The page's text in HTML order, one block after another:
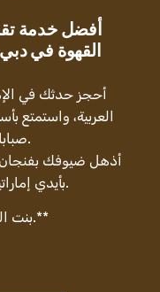
أفضل خدمة
القهوة في
العربية، واستمتع
صبابات القهوة المتميزة.
أذهل ضيوفك بفنجان
بأيدي إماراتية محترفة لضيافة لا تُنسى.
بنت البادية لخدمات الأفراح.**